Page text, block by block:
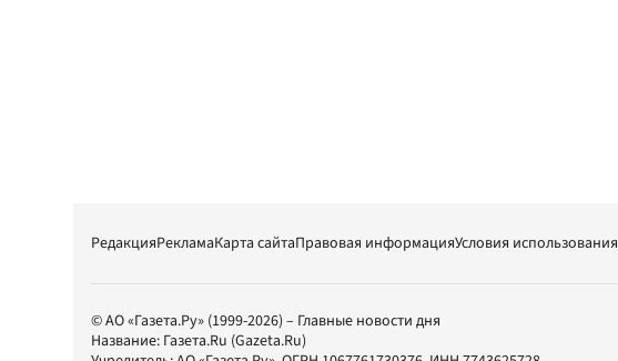
РедакцияРекламаКарта сайтаПравовая информацияУсловия использования
© АО «Газета.Ру» (1999-2026) – Главные новости дня
Название: Газета.Ru (Gazeta.Ru)